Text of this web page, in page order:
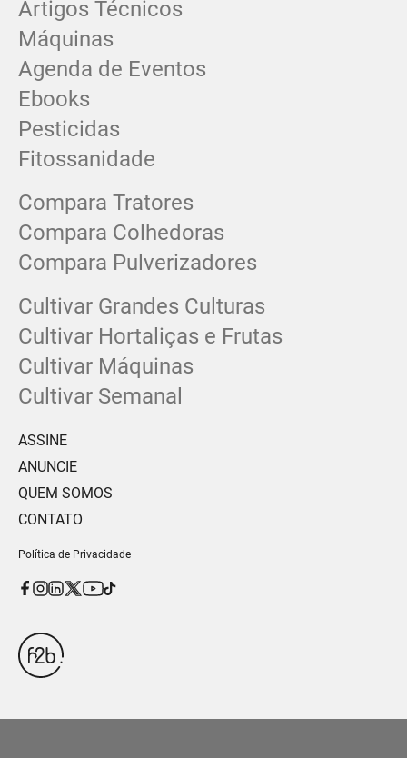
Artigos Técnicos
Máquinas
Agenda de Eventos
Ebooks
Pesticidas
Fitossanidade
Compara Tratores
Compara Colhedoras
Compara Pulverizadores
Cultivar Grandes Culturas
Cultivar Hortaliças e Frutas
Cultivar Máquinas
Cultivar Semanal
ASSINE
ANUNCIE
QUEM SOMOS
CONTATO
Política de Privacidade